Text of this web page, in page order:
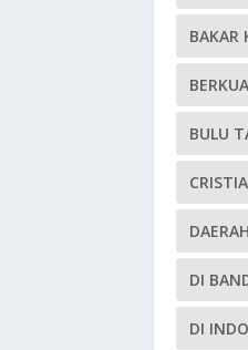
BAKAR
BULU
DAERAH
DI
DI